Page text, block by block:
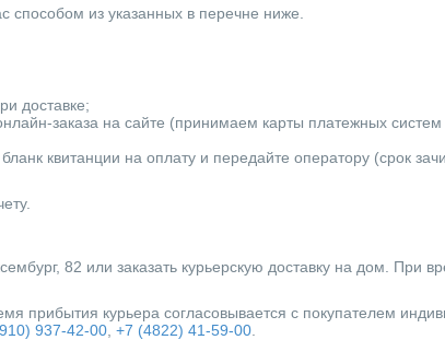
(м3/ч)
из указанных в перечне ниже.
доставке;
заказа на сайте (принимаем карты платежных
квитанции на оплату и передайте оператору (срок
82 или заказать курьерскую доставку на дом. При
прибытия курьера согласовывается с покупателем
937-42-00 ,+7 (4822) 41-59-00